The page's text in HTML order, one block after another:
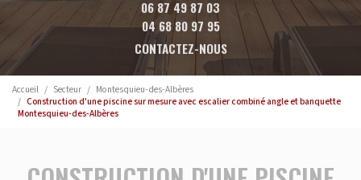
06 87 49 87 03
04 68 80 97 95
CONTACTEZ-NOUS
Accueil Secteur
Montesquieu-des-Albères
Construction d'une piscine sur mesure avec escalier combiné angle et banquette
Montesquieu-des-Albères